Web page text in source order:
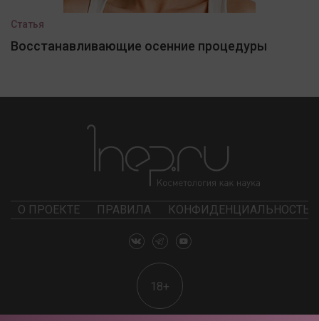
Статья
Восстанавливающие осенние процедуры
О ПРОЕКТЕ ПРАВИЛА КОНФИДЕНЦИАЛЬНОСТЬ
18+